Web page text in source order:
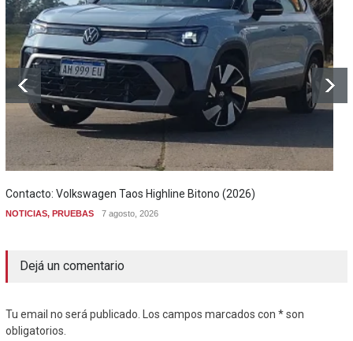
Contacto: Volkswagen Taos Highline Bitono (2026)
NOTICIAS, PRUEBAS 7 agosto, 2026
Dejá un comentario
Tu email no será publicado. Los campos marcados con * son
obligatorios.